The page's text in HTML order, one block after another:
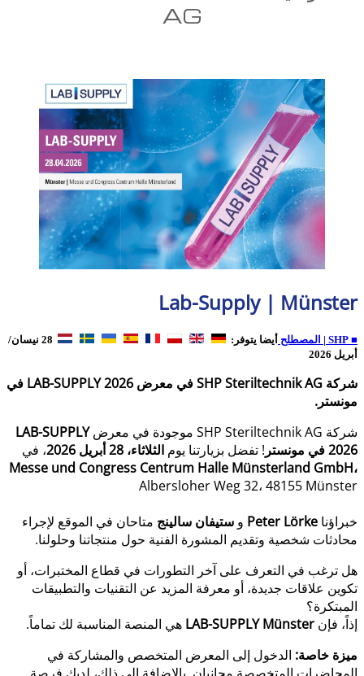
AG
Lab-Supply | Münster
■ SHP | المصطلح أيضا يتوفر:
28 نيسان/
أبريل 2026
شركة SHP Steriltechnik AG في معرض LAB-SUPPLY 2026 في
مونستر.
شركة SHP Steriltechnik AG موجودة في معرض
LAB-SUPPLY
2026 في مونستر
! تفضل بزيارتنا يوم الثلاثاء، 28 أبريل 2026
، في
Messe und Congress Centrum Halle Münsterland GmbH،
Albersloher Weg 32، 48155 Münster
خبراؤنا Peter Lörke و ستيفان سالينج متاحان في الموقع لإجراء
محادثات شخصية وتقديم المشورة الفنية حول منتجاتنا وحلولنا.
هل ترغب في التعرف على آخر التطورات في قطاع المختبرات، أو
تكوين علاقات جديدة، أو معرفة المزيد عن التقنيات والتطبيقات
المبتكرة؟
إذاً، فإن LAB-SUPPLY Münster هي المنصة المناسبة لك تماماً.
ميزة خاصة: الدخول إلى المعرض المتخصص والمشاركة في